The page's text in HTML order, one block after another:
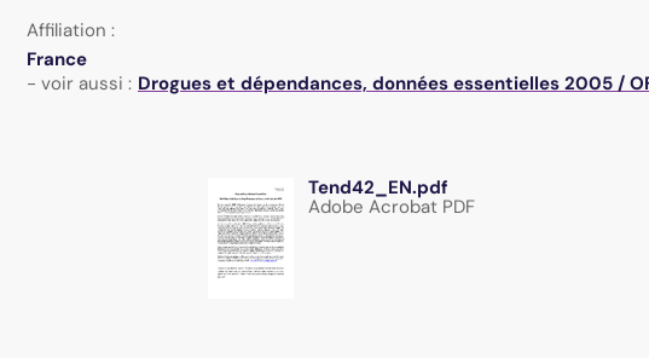
Affiliation :
France
- voir aussi : Drogues et dépendances, données essentielles 2005 /
Tend42_EN.pdf
Adobe Acrobat PDF